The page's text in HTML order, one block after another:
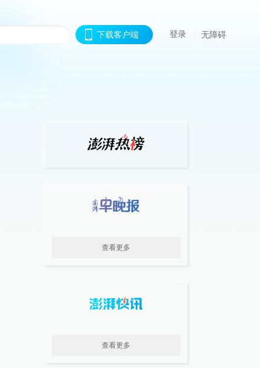
下载客户端 登录 无障碍
查看更多
查看更多